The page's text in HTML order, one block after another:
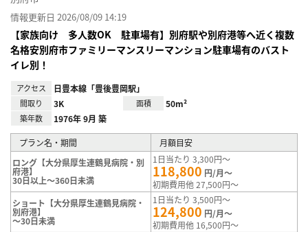
情報更新日 2026/08/09 14:19
【家族向け 多人数OK 駐車場有】別府駅や別府港等へ近く複数
名格安別府市ファミリーマンスリーマンション駐車場有のバスト
イレ別！
アクセス 日豊本線「豊後豊岡駅」
間取り 3K 面積 50m²
築年数 1976年 9月 築
プラン名・期間
月額目安
ロング【大分県厚生連鶴見病院・別
府港】
30日以上～360日未満
1日当たり 3,300円～
118,800 円/月～
初期費用他 27,500円～
ショート【大分県厚生連鶴見病院・
別府港】
～30日未満
1日当たり 3,500円～
124,800 円/月～
初期費用他 16,500円～